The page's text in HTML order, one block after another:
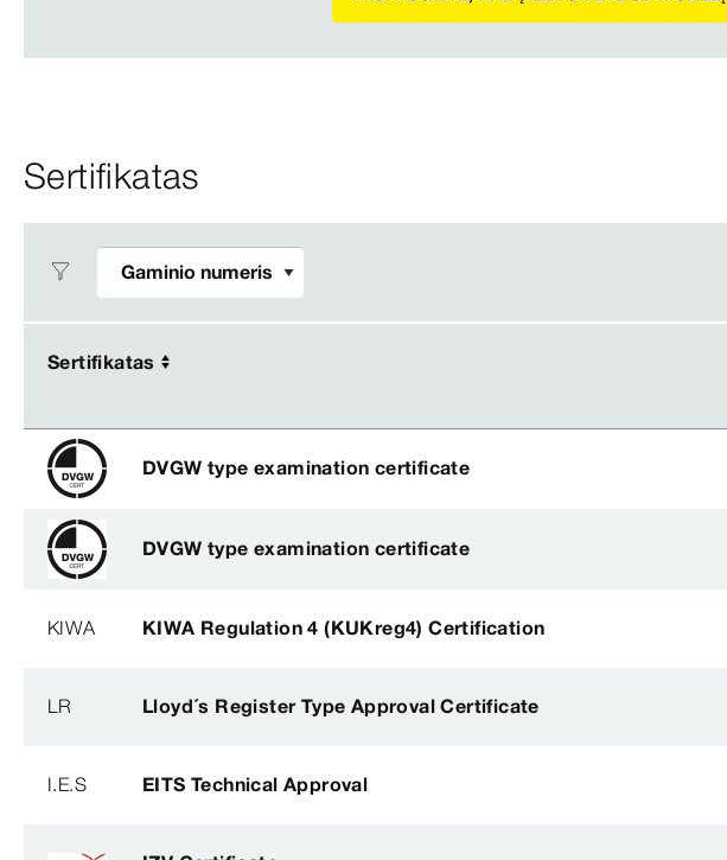
Sertifikatas
Sertifikatas
Sertifikatas
DVGW type examination certificate
DVGW type examination certificate
KIWA KIWA Regulation 4 (KUKreg4) Certification
LR Lloyd´s Register Type Approval Certificate
I.E.S EITS Technical Approval